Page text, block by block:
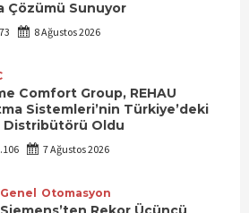
Çözümü Sunuyor
8 Ağustos 2026
Comfort Group, REHAU
Sistemleri’nin Türkiye’deki
Distribütörü Oldu
7 Ağustos 2026
Genel Otomasyon